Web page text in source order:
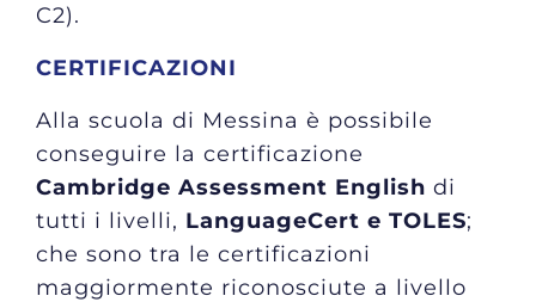
C2).
CERTIFICAZIONI
Alla scuola di Messina è possibile
conseguire la certificazione
Cambridge Assessment English di
tutti i livelli, LanguageCert e TOLES;
che sono tra le certificazioni
maggiormente riconosciute a livello